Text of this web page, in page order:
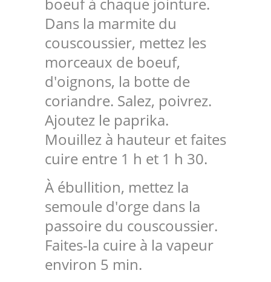
Dans la marmite du
couscoussier, mettez les
morceaux de boeuf,
d'oignons, la botte de
coriandre. Salez, poivrez.
Ajoutez le paprika.
Mouillez à hauteur et faites
cuire entre 1 h et 1 h 30.
À ébullition, mettez la
semoule d'orge dans la
passoire du couscoussier.
Faites-la cuire à la vapeur
environ 5 min.